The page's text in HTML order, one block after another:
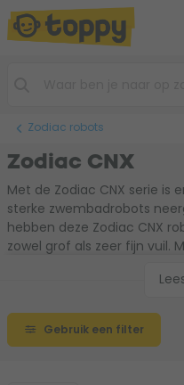
Zodiac robots
Zodiac CNX
Met de Zodiac CNX serie
sterke zwembadrobots
hebben deze Zodiac CNX
zowel grof als zeer fijn vuil.
brandschoon. Bovendien
robot heel eenvoudig uit je
Gebruik een filter